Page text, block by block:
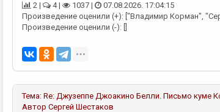
2 |
4 | 1037 |
07.08.2026. 17:04:15
Произведение оценили (+): ["Владимир Корман",
Произведение оценили (-): []
Тема: Re: Джузеппе Джоакино Белли. Письмо куме
Автор Сергей Шестаков